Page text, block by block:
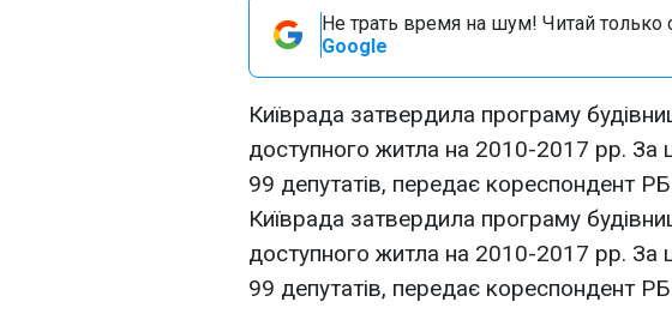
Не трать время на шум! Читай только
Google
Київрада затвердила програму
доступного житла на 2010-2017 рр. За
99 депутатів, передає кореспондент
Київрада затвердила програму
доступного житла на 2010-2017 рр. За
99 депутатів, передає кореспондент